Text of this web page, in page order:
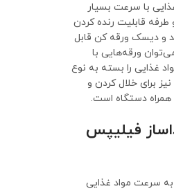
با سرعت بسیار
قابلیت رنده کردن
و دیسک ورقه کن قابل
ورقه‌هایی با
از مواد غذایی را بسته به نوع
برای خلال کردن و
همراه دستگاه است.
فیلیپس
به سرعت مواد غذایی